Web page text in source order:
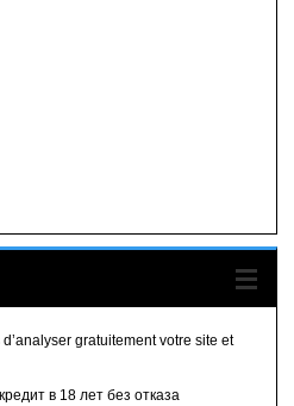
gratuitement votre site et
кредит в 18 лет без отказа